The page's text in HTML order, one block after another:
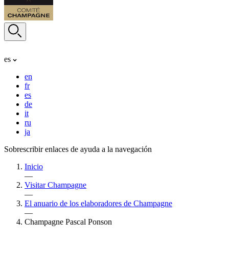
es
en
fr
es
de
it
ru
ja
Sobrescribir enlaces de ayuda a la navegación
Inicio
—
Visitar Champagne
—
El anuario de los elaboradores de Champagne
—
Champagne Pascal Ponson